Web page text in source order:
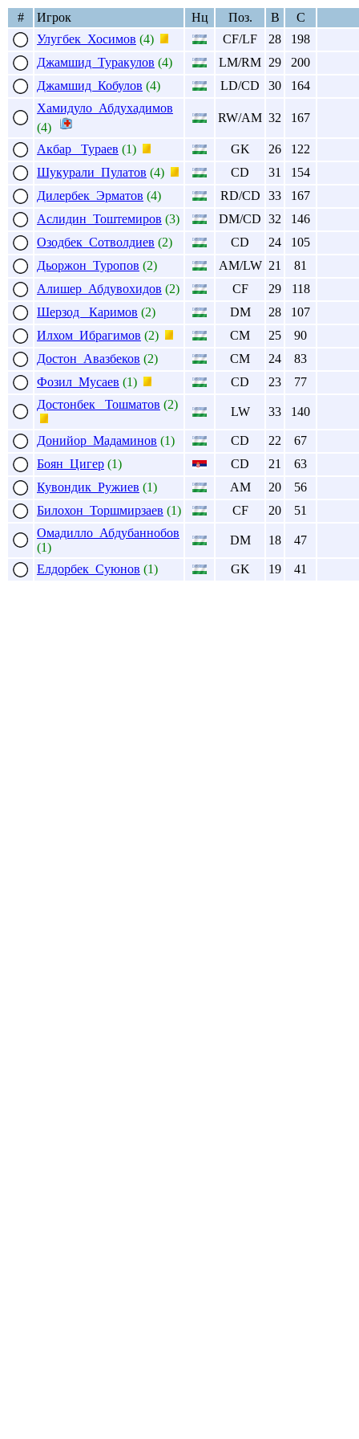
# Игрок Нц Поз. В
С
Улугбек Хосимов (4) CF/LF 28
198
Джамшид Туракулов (4) LM/RM 29
200
Джамшид Кобулов (4) LD/CD 30
164
Хамидуло Абдухадимов
(4)
RW/AM 32 167
Акбар Тураев (1) GK 26
122
Шукурали Пулатов (4) CD 31
154
Дилербек Эрматов (4) RD/CD 33
167
Аслидин Тоштемиров (3) DM/CD 32
146
Озодбек Сотволдиев (2) CD 24
105
Дьоржон Туропов (2) AM/LW 21
81
Алишер Абдувохидов (2) CF 29
118
Шерзод Каримов (2) DM 28
107
Илхом Ибрагимов (2) CM 25
90
Достон Авазбеков (2) CM 24
83
Фозил Мусаев (1) CD 23
77
Достонбек Тошматов (2)
LW 33 140
Донийор Мадаминов (1) CD 22
67
Боян Цигер (1) CD 21
63
Кувондик Ружиев (1) AM 20
56
Билохон Торшмирзаев (1) CF 20
51
Омадилло Абдубаннобов
(1)
DM 18 47
Елдорбек Суюнов (1) GK 19 41